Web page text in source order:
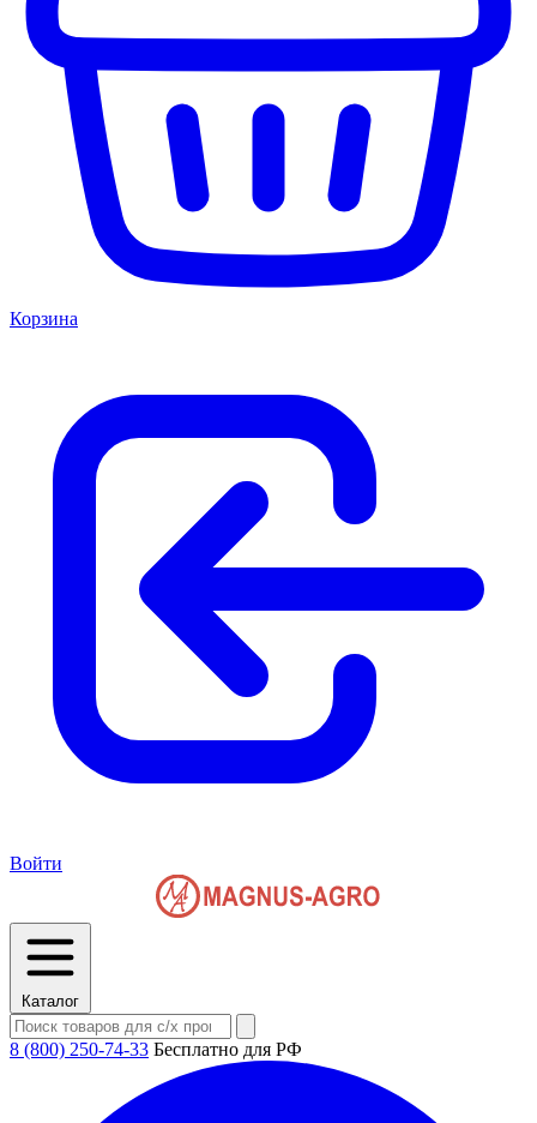
Корзина
Войти
Каталог
8 (800) 250-74-33 Бесплатно для РФ